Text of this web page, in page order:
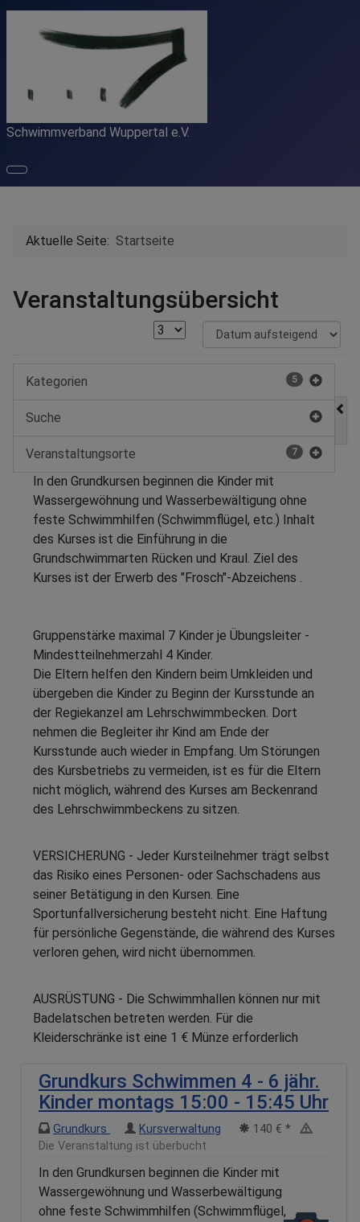
Schwimmverband Wuppertal e.V.
Aktuelle Seite: Startseite
Veranstaltungsübersicht
Kategorien 5
Suche
Veranstaltungsorte 7
In den Grundkursen beginnen die Kinder mit
Wassergewöhnung und Wasserbewältigung ohne
feste Schwimmhilfen (Schwimmflügel, etc.) Inhalt
des Kurses ist die Einführung in die
Grundschwimmarten Rücken und Kraul. Ziel des
Kurses ist der Erwerb des "Frosch"-Abzeichens .
Gruppenstärke maximal 7 Kinder je Übungsleiter -
Mindestteilnehmerzahl 4 Kinder.
Die Eltern helfen den Kindern beim Umkleiden und
übergeben die Kinder zu Beginn der Kursstunde an
der Regiekanzel am Lehrschwimmbecken. Dort
nehmen die Begleiter ihr Kind am Ende der
Kursstunde auch wieder in Empfang. Um Störungen
des Kursbetriebs zu vermeiden, ist es für die Eltern
nicht möglich, während des Kurses am Beckenrand
des Lehrschwimmbeckens zu sitzen.
VERSICHERUNG - Jeder Kursteilnehmer trägt selbst
das Risiko eines Personen- oder Sachschadens aus
seiner Betätigung in den Kursen. Eine
Sportunfallversicherung besteht nicht. Eine Haftung
für persönliche Gegenstände, die während des Kurses
verloren gehen, wird nicht übernommen.
AUSRÜSTUNG - Die Schwimmhallen können nur mit
Badelatschen betreten werden. Für die
Kleiderschränke ist eine 1 € Münze erforderlich
Grundkurs Schwimmen 4 - 6 jähr.
Kinder montags 15:00 - 15:45 Uhr
Grundkurs Kursverwaltung
140 € *
Die Veranstaltung ist überbucht
In den Grundkursen beginnen die Kinder mit
Wassergewöhnung und Wasserbewältigung
ohne feste Schwimmhilfen (Schwimmflügel,